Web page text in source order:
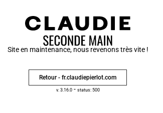
Site en maintenance, nous revenons très vite !
Retour - fr.claudiepierlot.com
v. 3.16.0- status: 500